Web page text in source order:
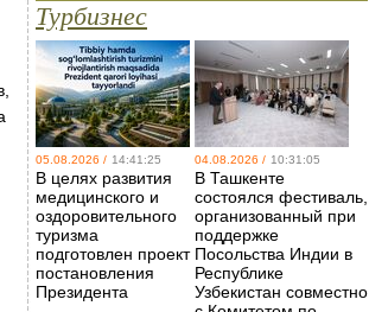
Турбизнес
05.08.2026 / 14:41:25
В целях развития
медицинского и
оздоровительного
туризма
подготовлен проект
постановления
Президента
04.08.2026 / 10:31:05
В Ташкенте
состоялся фестиваль,
организованный при
поддержке
Посольства Индии в
Республике
Узбекистан совместно